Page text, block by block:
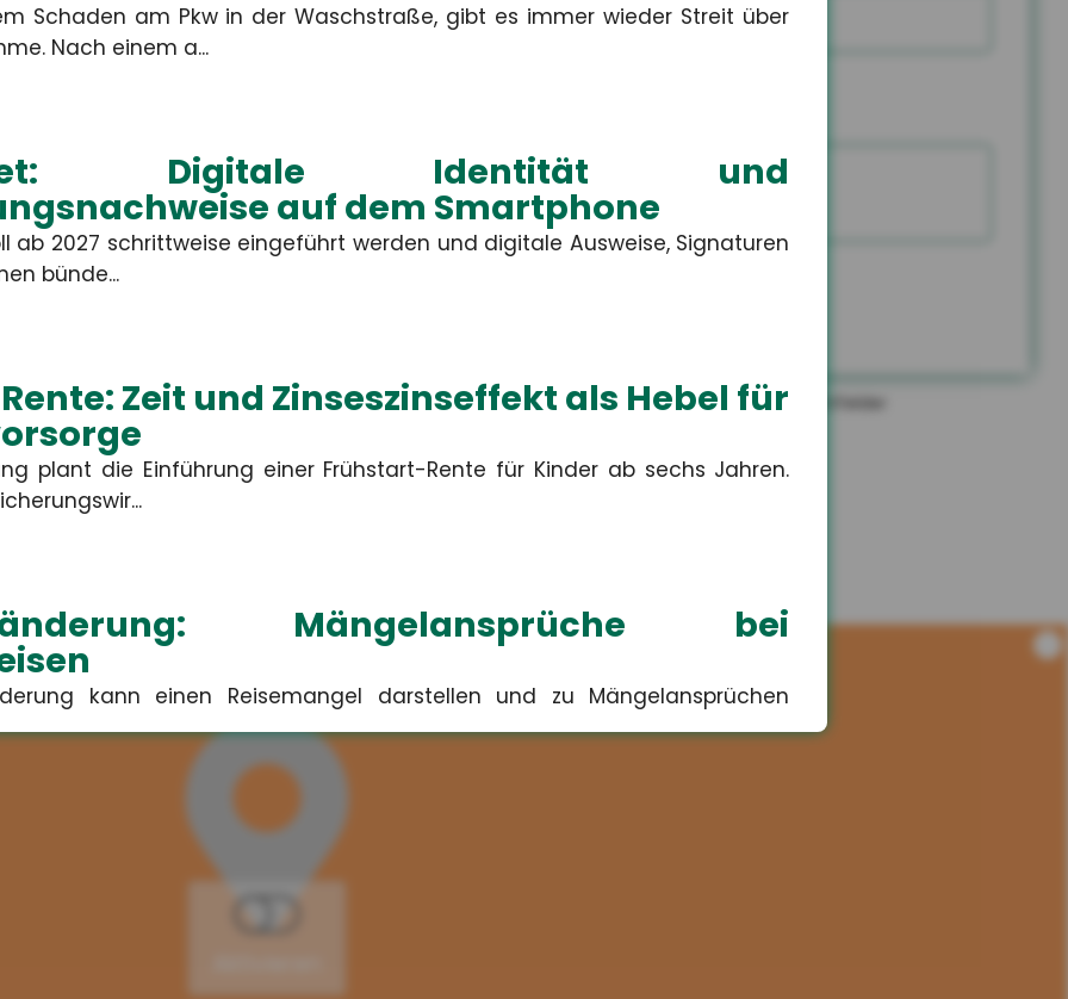
Schaden am Pkw in der Waschstraße, gibt es immer wieder Streit über
Nach einem a...
Digitale Identität und
auf dem Smartphone
ab 2027 schrittweise eingeführt werden und digitale Ausweise, Signaturen
bünde...
Zeit und Zinseszinseffekt als Hebel für
plant die Einführung einer Frühstart-Rente für Kinder ab sechs Jahren.
Mängelansprüche bei
kann einen Reisemangel darstellen und zu Mängelansprüchen
München urte...
über KI: Risiko für
Fehlvorstellungen über generative KI nur selten selbst ? das könnte
Ort E-Mail
Nachricht
Die mit *gekennzeichneten Felder sind Pflichtfelder